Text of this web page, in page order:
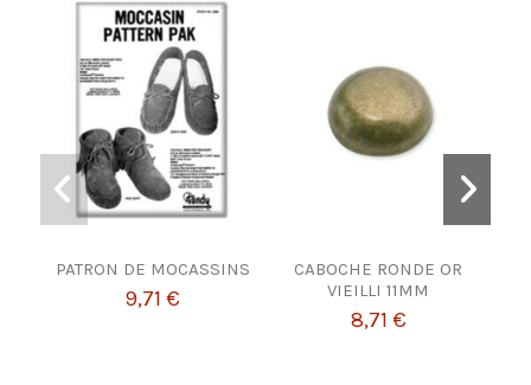
PATRON DE MOCASSINS
9,71 €
CABOCHE RONDE OR
VIEILLI 11MM
8,71 €